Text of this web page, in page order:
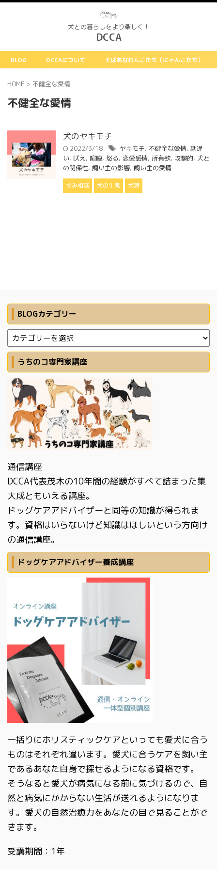
犬との暮らしをより楽しく！
DCCA
BLOG DCCAについて そばあなわんこたち（にゃんこたち）
HOME > 不健全な愛情
不健全な愛情
犬のヤキモチ
2022/3/18 ヤキモチ, 不健全な愛情, 勘違
い, 吠え, 喧嘩, 怒る, 恋愛感情, 所有欲, 攻撃的, 犬と
の関係性, 飼い主の影響, 飼い主の愛情
悩み相談 犬の生態 犬語
BLOGカテゴリー
うちのコ専門家講座
通信講座
DCCA代表茂木の10年間の経験がすべて詰まった集
大成ともいえる講座。
ドッグケアアドバイザーと同等の知識が得られま
す。資格はいらないけど知識はほしいという方向け
の通信講座。
ドッグケアアドバイザー養成講座
一括りにホリスティックケアといっても愛犬に合う
ものはそれぞれ違います。愛犬に合うケアを飼い主
であるあなた自身で探せるようになる資格です。
そうなると愛犬が病気になる前に気づけるので、自
然と病気にかからない生活が送れるようになりま
す。愛犬の自然治癒力をあなたの目で見ることがで
きます。
受講期間：1年